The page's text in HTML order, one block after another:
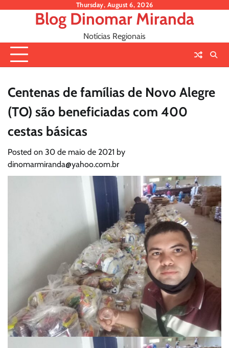
Thursday, August 6, 2026
Blog Dinomar Miranda
Notícias Regionais
Centenas de famílias de Novo Alegre
(TO) são beneficiadas com 400
cestas básicas
Posted on 30 de maio de 2021 by
dinomarmiranda@yahoo.com.br